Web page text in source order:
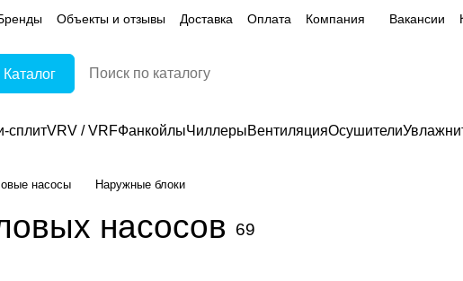
Объекты и отзывы Доставка Оплата Компания Вакансии
Каталог
сплитVRV / VRFФанкойлыЧиллерыВентиляцияОсушители
насосы Наружные блоки
насосов 69